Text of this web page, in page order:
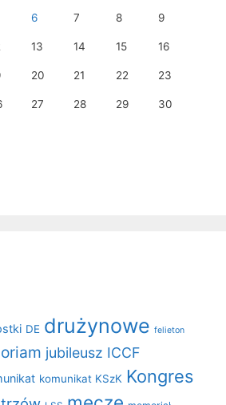
6 7 8 9
13 14 15 16
20 21 22 23
27 28 29 30
DE drużynowe felieton
jubileusz ICCF
komunikat KSzK Kongres